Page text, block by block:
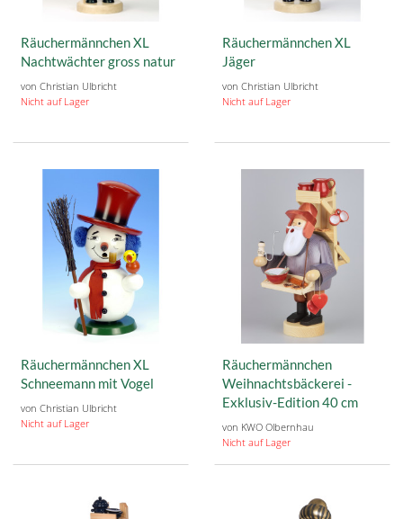
Räuchermännchen XL
Nachtwächter gross natur
von Christian Ulbricht
Nicht auf Lager
Räuchermännchen XL
Jäger
von Christian Ulbricht
Nicht auf Lager
Räuchermännchen XL
Schneemann mit Vogel
von Christian Ulbricht
Nicht auf Lager
Räuchermännchen
Weihnachtsbäckerei -
Exklusiv-Edition 40 cm
von KWO Olbernhau
Nicht auf Lager